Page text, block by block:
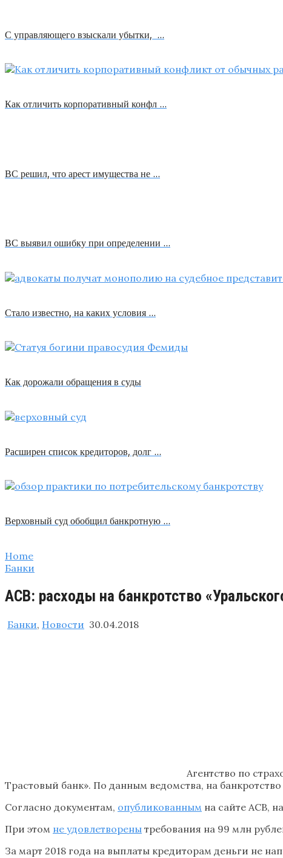
С управляющего взыскали убытки, …
Как отличить корпоративный конфл …
ВС решил, что арест имущества не …
ВС выявил ошибку при определении …
Стало известно, на каких условия …
Как дорожали обращения в суды
Расширен список кредиторов, долг …
Верховный суд обобщил банкротную …
Home
Банки
АСВ: расходы на банкротство
Банки, Новости 30.04.2018
Агентство по
Трастовый банк». По данным ведомства, на
Согласно документам, опубликованным на сайте АСВ,
При этом не удовлетворены требования на 99 млн
За март 2018 года на выплаты кредиторам деньги не